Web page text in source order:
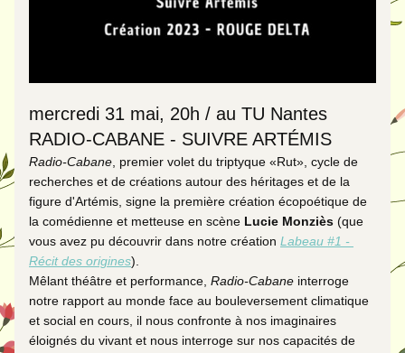
mercredi 31 mai, 20h / au TU Nantes
RADIO-CABANE - SUIVRE ARTÉMIS
Radio-Cabane , premier volet du triptyque «Rut», cycle de
recherches et de créations autour des héritages et de la
figure d'Artémis, signe la première création écopoétique de
la comédienne et metteuse en scène Lucie Monziès (que
vous avez pu découvrir dans notre création Labeau #1 -
Récit des origines).
Mêlant théâtre et performance, Radio-Cabane interroge
notre rapport au monde face au bouleversement climatique
et social en cours, il nous confronte à nos imaginaires
éloignés du vivant et nous interroge sur nos capacités de